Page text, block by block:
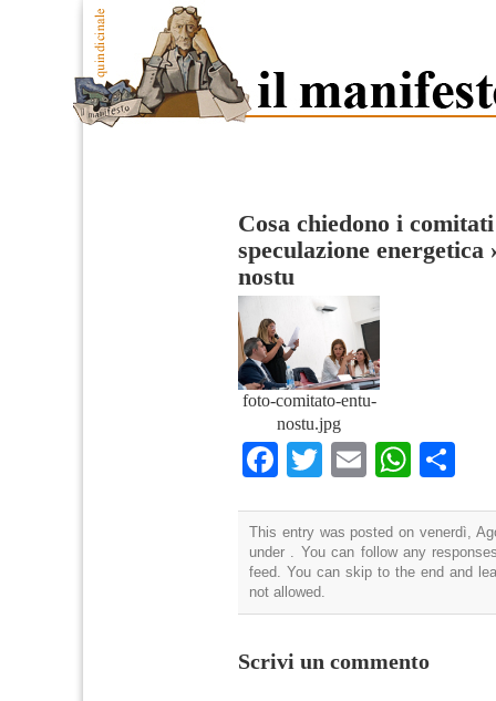
Cosa chiedono i
speculazione energetica
nostu
foto-comitato-entu-
nostu.jpg
Facebook
TwitterEmail
This entry was posted on venerdì,
under . You can follow any
feed. You can skip to the end and
not allowed.
Scrivi un commento